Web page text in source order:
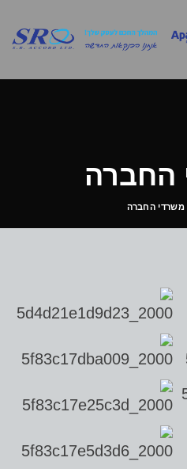
החברה
משרדי החברה